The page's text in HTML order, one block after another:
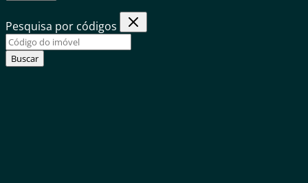
Pesquisa por códigos
Buscar